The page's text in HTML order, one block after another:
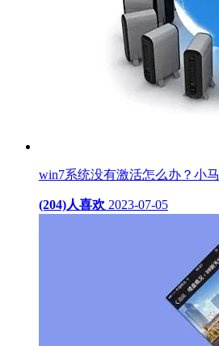
win7系统没有激活怎么办？小
(204)人喜欢 2023-07-05